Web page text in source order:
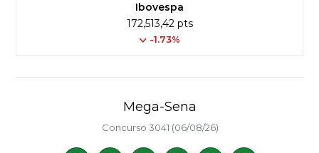
Ibovespa
172,513,42 pts
-1.73%
Mega-Sena
Concurso 3041 (06/08/26)